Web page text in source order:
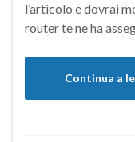
l’articolo e dovrai
router te ne ha
Continua a